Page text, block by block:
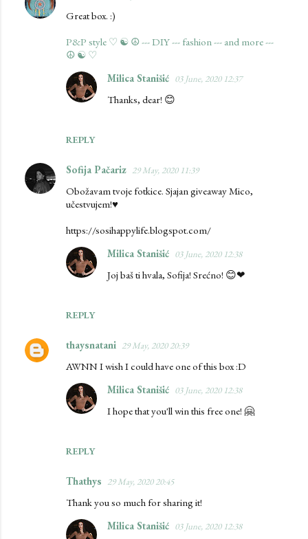
Great box. :)
P&P style ♡ ☯ ☮ --- DIY --- fashion --- and more ---
☮ ☯ ♡
REPLY
Milica Stanišić 03 June, 2020 12:37
Thanks, dear! 😊
Sofija Pačariz 29 May, 2020 11:39
Obožavam tvoje fotkice. Sjajan giveaway Mico,
učestvujem!♥
https://sosihappylife.blogspot.com/
REPLY
Milica Stanišić 03 June, 2020 12:38
Joj baš ti hvala, Sofija! Srećno! 😊❤
thaysnatani 29 May, 2020 20:39
AWNN I wish I could have one of this box :D
REPLY
Milica Stanišić 03 June, 2020 12:38
I hope that you'll win this free one! 🤗
Thathys 29 May, 2020 20:45
Thank you so much for sharing it!
Milica Stanišić 03 June, 2020 12:38